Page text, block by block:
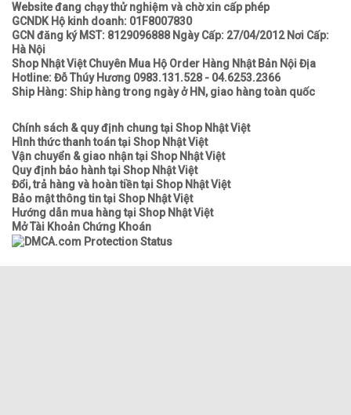
Website đang chạy thử nghiệm và chờ xin cấp phép
GCNDK Hộ kinh doanh: 01F8007830
GCN đăng ký MST: 8129096888 Ngày Cấp: 27/04/2012 Nơi Cấp:
Hà Nội
Shop Nhật Việt Chuyên Mua Hộ Order Hàng Nhật Bản Nội Địa
Hotline: Đỗ Thúy Hương 0983.131.528 - 04.6253.2366
Ship Hàng: Ship hàng trong ngày ở HN, giao hàng toàn quốc
Chính sách & quy định chung tại Shop Nhật Việt
Hình thức thanh toán tại Shop Nhật Việt
Vận chuyển & giao nhận tại Shop Nhật Việt
Quy định bảo hành tại Shop Nhật Việt
Đổi, trả hàng và hoàn tiền tại Shop Nhật Việt
Bảo mật thông tin tại Shop Nhật Việt
Hướng dẫn mua hàng tại Shop Nhật Việt
Mở Tài Khoản Chứng Khoán